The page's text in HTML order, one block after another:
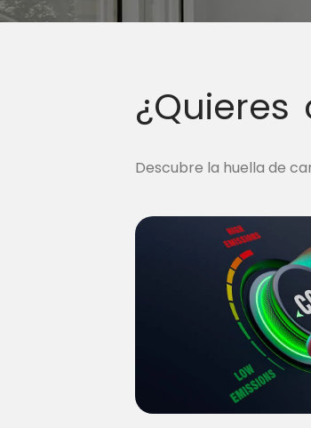
Descubre la huella de